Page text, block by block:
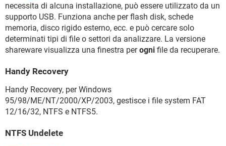
necessita di alcuna installazione, può essere utilizzato da un
supporto USB. Funziona anche per flash disk, schede
memoria, disco rigido esterno, ecc. e può cercare solo
determinati tipi di file o settori da analizzare. La versione
shareware visualizza una finestra perogni file da recuperare.
Handy Recovery
Handy Recovery, per Windows
95/98/ME/NT/2000/XP/2003, gestisce i file system FAT
12/16/32, NTFS e NTFS5.
NTFS Undelete